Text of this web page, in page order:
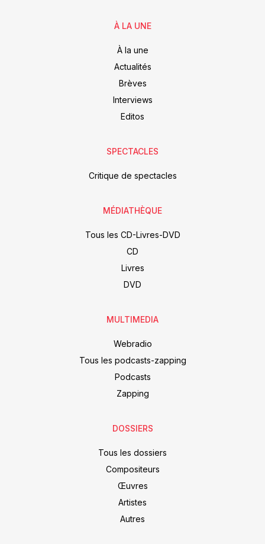
À LA UNE
À la une
Actualités
Brèves
Interviews
Editos
SPECTACLES
Critique de spectacles
MÉDIATHÈQUE
Tous les CD-Livres-DVD
CD
Livres
DVD
MULTIMEDIA
Webradio
Tous les podcasts-zapping
Podcasts
Zapping
DOSSIERS
Tous les dossiers
Compositeurs
Œuvres
Artistes
Autres